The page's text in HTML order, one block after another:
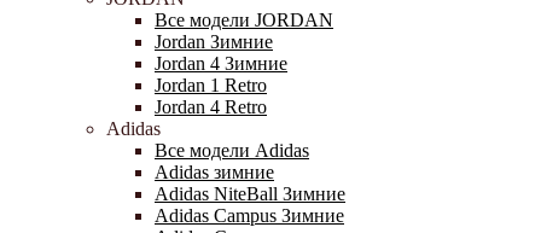
Все модели JORDAN
Jordan Зимние
Jordan 4 Зимние
Jordan 1 Retro
Jordan 4 Retro
Adidas
Все модели Adidas
Adidas зимние
Adidas NiteBall Зимние
Adidas Campus Зимние